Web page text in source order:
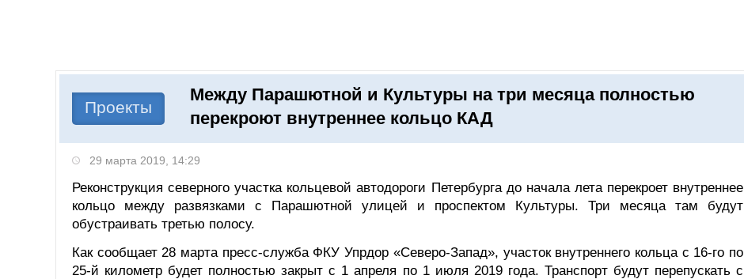
ОНЛАЙН–ВЫСТАВКИ
Проекты
Между Парашютной и Культуры на три месяца полностью
перекроют внутреннее кольцо КАД
29 марта 2019, 14:29
Реконструкция северного участка кольцевой автодороги Петербурга до начала лета перекроет внутреннее
кольцо между развязками с Парашютной улицей и проспектом Культуры. Три месяца там будут
обустраивать третью полосу.
Как сообщает 28 марта пресс-служба ФКУ Упрдор «Северо-Запад», участок внутреннего кольца с 16-го по
25-й километр будет полностью закрыт с 1 апреля по 1 июля 2019 года. Транспорт будут перепускать с